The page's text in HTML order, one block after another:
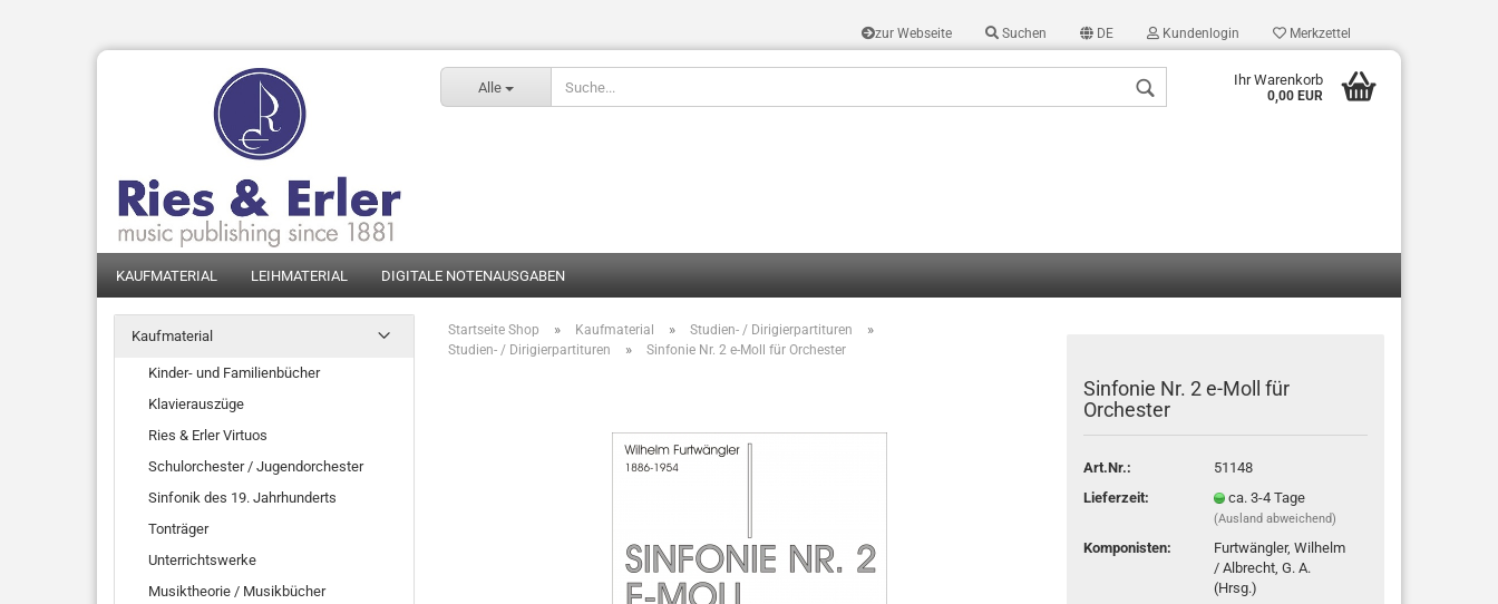
zur Webseite Suchen DE Kundenlogin Merkzettel
Alle Ihr Warenkorb
0,00 EUR
KAUFMATERIAL LEIHMATERIAL DIGITALE NOTENAUSGABEN
Startseite Shop » Kaufmaterial » Studien- / Dirigierpartituren »
Studien- / Dirigierpartituren » Sinfonie Nr. 2 e-Moll für Orchester
Sinfonie Nr. 2 e-Moll für
Orchester
Art.Nr.:
51148
Lieferzeit:
ca. 3-4 Tage
(Ausland abweichend)
Komponisten:
Furtwängler, Wilhelm
/ Albrecht, G. A.
(Hrsg.)
Kaufmaterial
Kinder- und Familienbücher
Klavierauszüge
Ries & Erler Virtuos
Schulorchester / Jugendorchester
Sinfonik des 19. Jahrhunderts
Tonträger
Unterrichtswerke
Musiktheorie / Musikbücher